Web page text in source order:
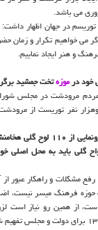
می باشد.
در جهان اظهار
می خواهیم تكرار و زمان
و هنر ایجاد نماییم.
خود درموزهتخت جمشید
مردم مرودشت در مجلس
نفر توریست از
گلی باید به محل اصلی
مشكلات و راهكار عبور
حوزه فرهنگ میسر نیست،
از همین رو نیاز است